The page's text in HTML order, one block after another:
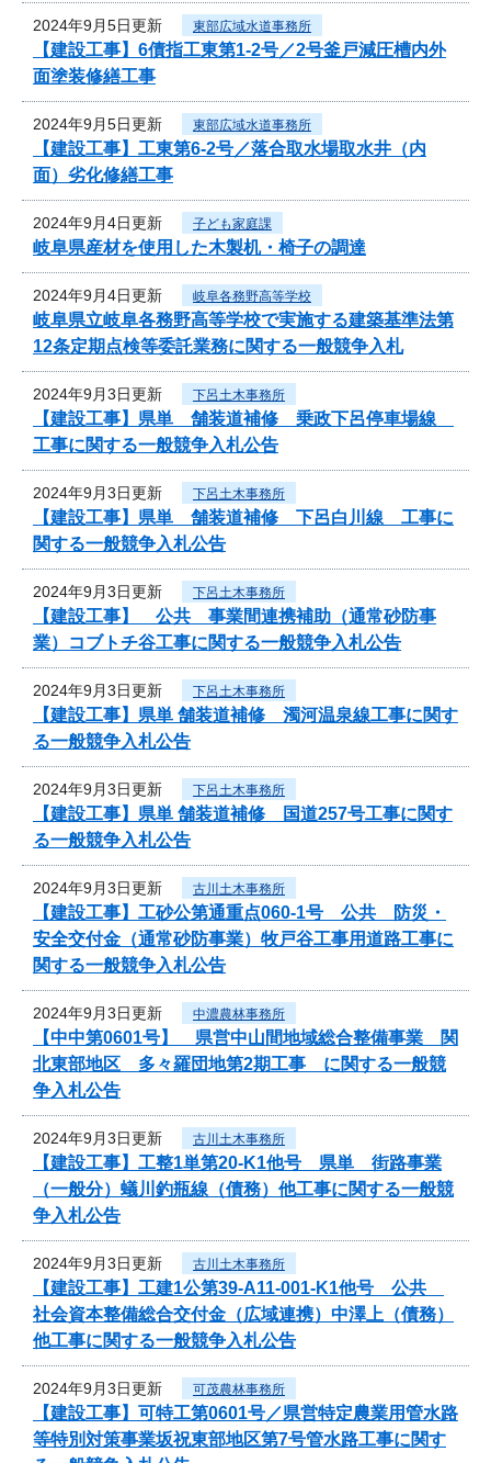
2024年9月5日更新 東部広域水道事務所
【建設工事】6債指工東第1-2号／2号釜戸減圧槽内外
面塗装修繕工事
2024年9月5日更新 東部広域水道事務所
【建設工事】工東第6-2号／落合取水場取水井（内
面）劣化修繕工事
2024年9月4日更新 子ども家庭課
岐阜県産材を使用した木製机・椅子の調達
2024年9月4日更新 岐阜各務野高等学校
岐阜県立岐阜各務野高等学校で実施する建築基準法第
12条定期点検等委託業務に関する一般競争入札
2024年9月3日更新 下呂土木事務所
【建設工事】県単 舗装道補修 乗政下呂停車場線
工事に関する一般競争入札公告
2024年9月3日更新 下呂土木事務所
【建設工事】県単 舗装道補修 下呂白川線 工事に
関する一般競争入札公告
2024年9月3日更新 下呂土木事務所
【建設工事】 公共 事業間連携補助（通常砂防事
業）コブトチ谷工事に関する一般競争入札公告
2024年9月3日更新 下呂土木事務所
【建設工事】県単 舗装道補修 濁河温泉線工事に関す
る一般競争入札公告
2024年9月3日更新 下呂土木事務所
【建設工事】県単 舗装道補修 国道257号工事に関す
る一般競争入札公告
2024年9月3日更新 古川土木事務所
【建設工事】工砂公第通重点060-1号 公共 防災・
安全交付金（通常砂防事業）牧戸谷工事用道路工事に
関する一般競争入札公告
2024年9月3日更新 中濃農林事務所
【中中第0601号】 県営中山間地域総合整備事業 関
北東部地区 多々羅団地第2期工事 に関する一般競
争入札公告
2024年9月3日更新 古川土木事務所
【建設工事】工整1単第20-K1他号 県単 街路事業
（一般分）蟻川釣瓶線（債務）他工事に関する一般競
争入札公告
2024年9月3日更新 古川土木事務所
【建設工事】工建1公第39-A11-001-K1他号 公共
社会資本整備総合交付金（広域連携）中澤上（債務）
他工事に関する一般競争入札公告
2024年9月3日更新 可茂農林事務所
【建設工事】可特工第0601号／県営特定農業用管水路
等特別対策事業坂祝東部地区第7号管水路工事に関す